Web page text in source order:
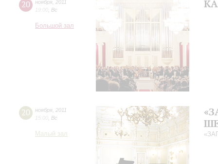
20 ноября 2011
19:00 Вс
Большой зал
20 ноября 2011
15:00 Вс
Малый зал